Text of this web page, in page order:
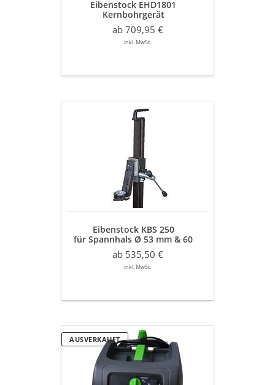
Eibenstock EHD1801
Kernbohrgerät
inklusive Staubabsaugung &
Zentrierbohrer
ab 709,95 €
inkl. MwSt.
Eibenstock KBS 250
für Spannhals Ø 53 mm & 60
mm
ab 535,50 €
inkl. MwSt.
Eibenstock
DSS
AUSVERKAUFT